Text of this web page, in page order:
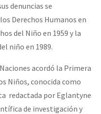
Nossas lutas pela
denuncias se
Derechos Humanos en
del Niño en 1959 y la
niño en 1989.
acordó la Primera
Niños, conocida como
redactada por Eglantyne
de investigación y